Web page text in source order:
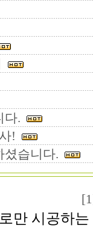
다.
!
셨습니다.
만 시공하